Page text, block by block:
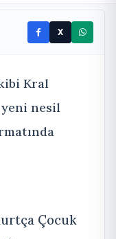
X
Kral
yeni nesil
Çocuk